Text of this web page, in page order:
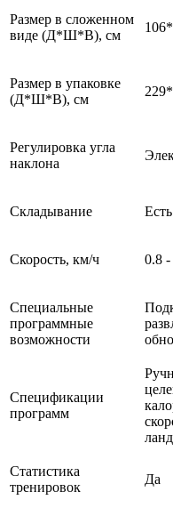
Размер в сложенном
виде (Д*Ш*В), см
Размер в упаковке
(Д*Ш*В), см
Регулировка угла
наклона
Складывание Есть
Скорость, км/ч 0.8 -
Специальные
программные
возможности
Спецификации
программ
Статистика
тренировок
Да